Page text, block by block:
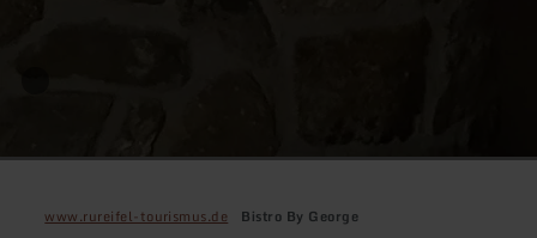
www.rureifel-tourismus.de Bistro By George